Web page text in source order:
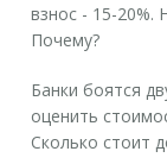
взнос - 15-20%.
Почему?
Банки боятся
оценить
Сколько стоит